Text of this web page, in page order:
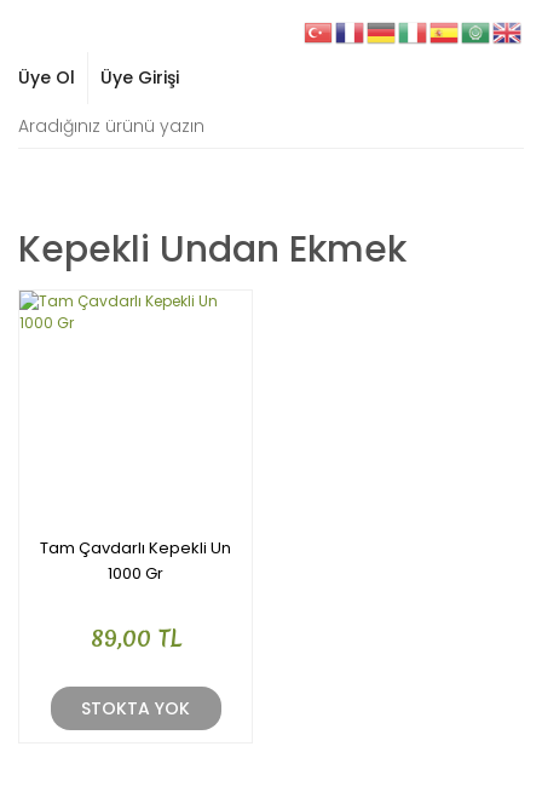
Üye Ol Üye Girişi
Kepekli Undan Ekmek
Tam Çavdarlı Kepekli Un
1000 Gr
89,00 TL
STOKTA YOK